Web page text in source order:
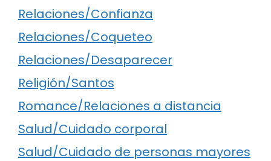
Relaciones/Confianza
Relaciones/Coqueteo
Relaciones/Desaparecer
Religión/Santos
Romance/Relaciones a distancia
Salud/Cuidado corporal
Salud/Cuidado de personas mayores